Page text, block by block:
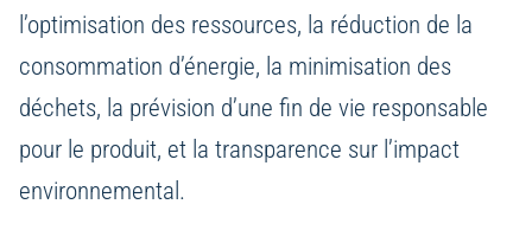
l’optimisation des ressources, la réduction de la
consommation d’énergie, la minimisation des
déchets, la prévision d’une fin de vie responsable
pour le produit, et la transparence sur l’impact
environnemental.